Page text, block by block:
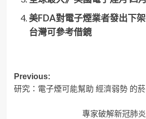
美FDA對電子煙業者發出下
台灣可參考借鏡
Post
navigation
Previous:
研究：電子煙可能幫助 經濟弱勢 的
專家破解新冠肺